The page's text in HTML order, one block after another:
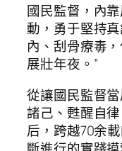
國民監督，內
動，勇于堅持
內、刮骨療毒
展壯年夜。”
從讓國民監督
諸己、甦醒自
后，跨越70余